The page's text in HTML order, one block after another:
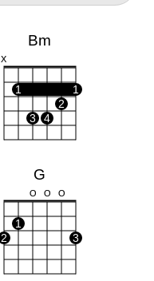
Bm
X
1
1
2
3
4
G
O O O
1
2
3